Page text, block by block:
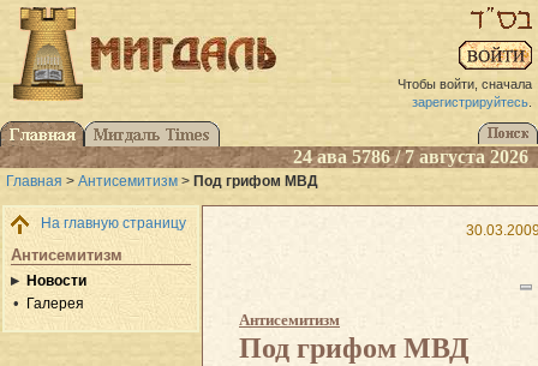
Чтобы войти, сначала
зарегистрируйтесь.
24 ава 5786 / 7 августа 2026
Главная > Антисемитизм > Под грифом МВД
На главную страницу
Антисемитизм
Новости
Галерея
Антисемитизм
Под грифом МВД